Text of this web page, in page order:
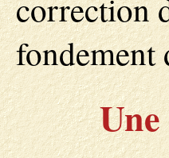
correction
fondement